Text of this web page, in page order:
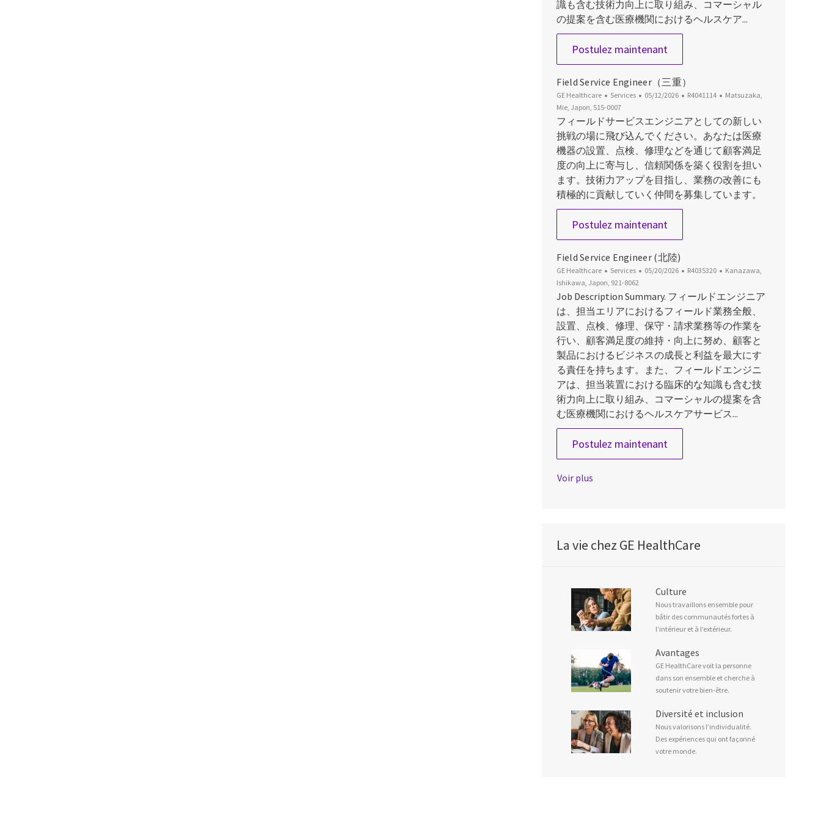
識も含む技術力向上に取り組み、コマーシャル
の提案を含む医療機関におけるヘルスケア...
Postulez maintenant
Field Service Engineer（三重）
GE Healthcare Catégorie
Services Date d’affichage
05/12/2026 ID du poste
R4041114 Emplacement
Matsuzaka,
Mie, Japon, 515-0007
フィールドサービスエンジニアとしての新しい
挑戦の場に飛び込んでください。あなたは医療
機器の設置、点検、修理などを通じて顧客満足
度の向上に寄与し、信頼関係を築く役割を担い
ます。技術力アップを目指し、業務の改善にも
積極的に貢献していく仲間を募集しています。
Postulez maintenant
Field Service Engineer (北陸)
GE Healthcare Catégorie
Services Date d’affichage
05/20/2026 ID du poste
R4035320 Emplacement
Kanazawa,
Ishikawa, Japon, 921-8062
Job Description Summary. フィールドエンジニア
は、担当エリアにおけるフィールド業務全般、
設置、点検、修理、保守・請求業務等の作業を
行い、顧客満足度の維持・向上に努め、顧客と
製品におけるビジネスの成長と利益を最大にす
る責任を持ちます。また、フィールドエンジニ
アは、担当装置における臨床的な知識も含む技
術力向上に取り組み、コマーシャルの提案を含
む医療機関におけるヘルスケアサービス...
Postulez maintenant
Voir plus
La vie chez GE HealthCare
Culture
Nous travaillons ensemble pour
bâtir des communautés fortes à
l’intérieur et à l’extérieur.
Avantages
GE HealthCare voit la personne
dans son ensemble et cherche à
soutenir votre bien-être.
Diversité et inclusion
Nous valorisons l’individualité.
Des expériences qui ont façonné
votre monde.